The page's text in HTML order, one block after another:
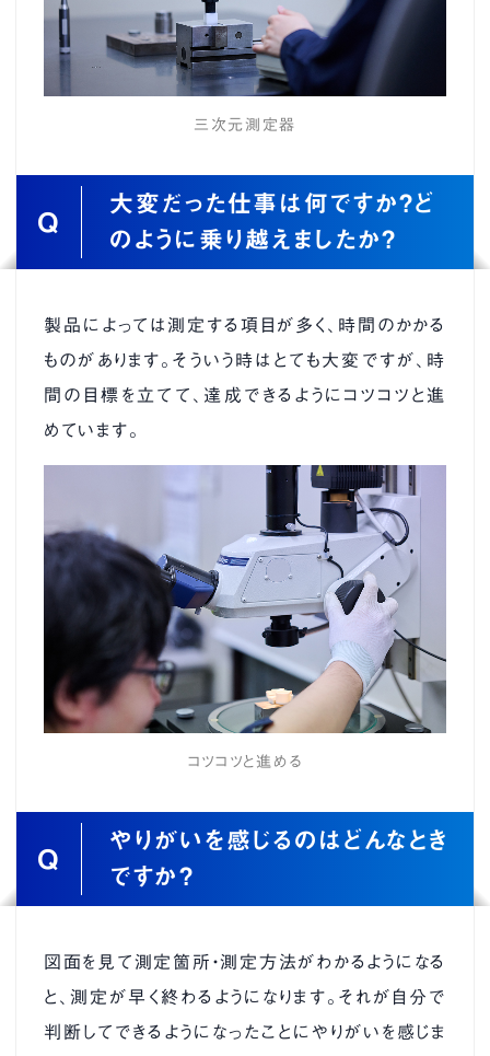
三次元測定器
Q
大変だった仕事は何ですか？ど
のように乗り越えましたか？
製品によっては測定する項目が多く、時間のかかる
ものがあります。そういう時はとても大変ですが、時
間の目標を立てて、達成できるようにコツコツと進
めています。
コツコツと進める
Q
やりがいを感じるのはどんなとき
ですか？
図面を見て測定箇所・測定方法がわかるようになる
と、測定が早く終わるようになります。それが自分で
判断してできるようになったことにやりがいを感じま